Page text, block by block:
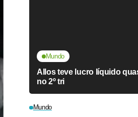
Mundo
Allos teve lucro líquido
no 2º tri
Mundo